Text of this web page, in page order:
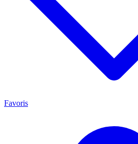
Favoris